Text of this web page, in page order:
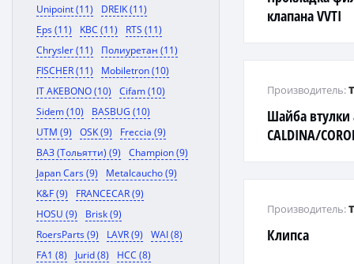
Unipoint (11)
DREIK (11)
Eps (11)
KBC (11)
RTS (11)
Chrysler (11)
Полиуретан (11)
FISCHER (11)
Mobiletron (10)
IT AKEBONO (10)
Cifam (10)
Sidem (10)
BASBUG (10)
UTM (9)
OSK (9)
Freccia (9)
ВАЗ (Тольятти) (9)
Champion (9)
Japan Cars (9)
Metalcaucho (9)
K&F (9)
FRANCECAR (9)
HOSU (9)
Brisk (9)
RoersParts (9)
LAVR (9)
WAI (8)
FA1 (8)
Jurid (8)
HCC (8)
клапана VVTI
Шайба втулки
CALDINA/
Производитель:
Клипса
Производитель: